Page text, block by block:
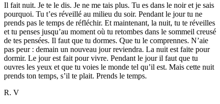
Il fait nuit. Je te le dis. Je ne me tais plus. Tu es dans le noir et je sais
pourquoi. Tu t’es réveillé au milieu du soir. Pendant le jour tu ne
prends pas le temps de réfléchir. Et maintenant, la nuit, tu te réveilles
et tu penses jusqu’au moment où tu retombes dans le sommeil creusé
de tes pensées. Il faut que tu dormes. Que tu le comprennes. N’aie
pas peur : demain un nouveau jour reviendra. La nuit est faite pour
dormir. Le jour est fait pour vivre. Pendant le jour il faut que tu
ouvres les yeux et que tu voies le monde tel qu’il est. Mais cette nuit
prends ton temps, s’il te plait. Prends le temps.
R. V